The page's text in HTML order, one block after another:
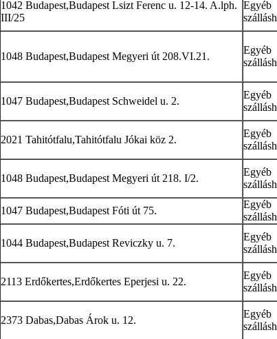
1042 Budapest,Budapest Lsizt Ferenc u. 12-14. A.lph.
III/25
Egyéb
1048 Budapest,Budapest Megyeri út 208.VI.21.
Egyéb
1047 Budapest,Budapest Schweidel u. 2.
Egyéb
2021 Tahitótfalu,Tahitótfalu Jókai köz 2.
Egyéb
1048 Budapest,Budapest Megyeri út 218. I/2.
Egyéb
1047 Budapest,Budapest Fóti út 75.
Egyéb
1044 Budapest,Budapest Reviczky u. 7.
Egyéb
2113 Erdőkertes,Erdőkertes Eperjesi u. 22.
Egyéb
2373 Dabas,Dabas Árok u. 12.
Egyéb